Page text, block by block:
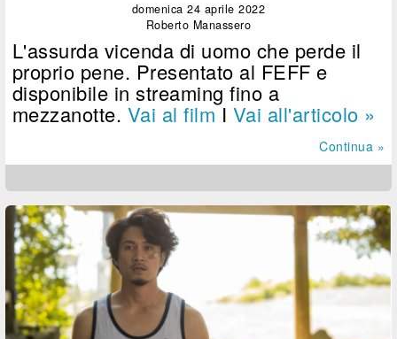
domenica 24 aprile 2022
Roberto Manassero
L'assurda vicenda di uomo che perde il
proprio pene. Presentato al FEFF e
disponibile in streaming fino a
mezzanotte. Vai al filmI Vai all'articolo »
Continua »